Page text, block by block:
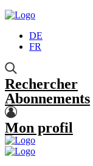
DE
FR
Rechercher
Abonnements
Mon profil